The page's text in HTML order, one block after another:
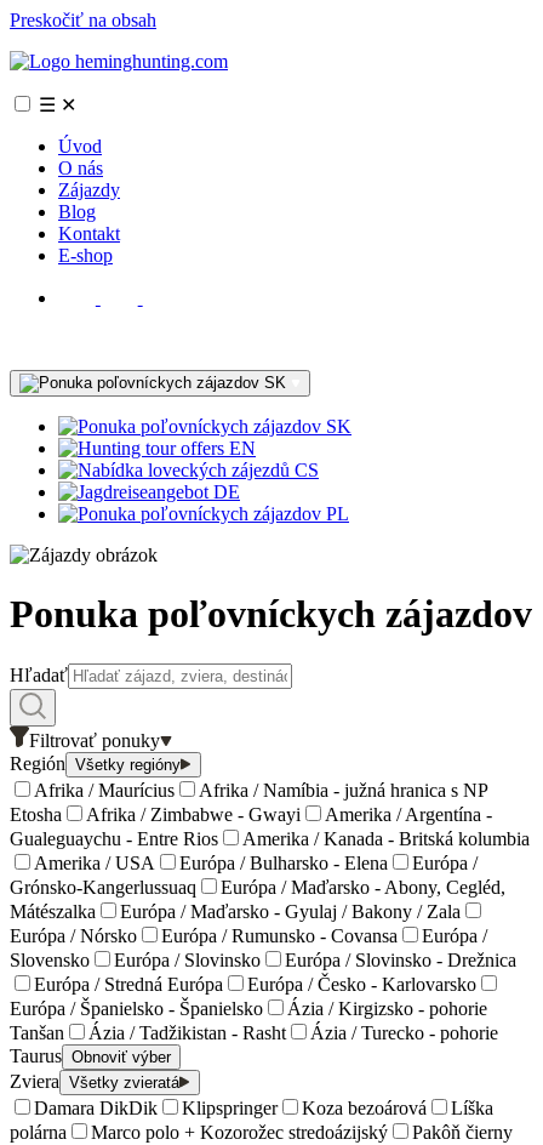
Preskočiť na obsah
☰ ✕
Úvod
O nás
Zájazdy
Blog
Kontakt
E-shop
SK
SK
EN
CS
DE
PL
Ponuka poľovníckych zájazdov
Hľadať
Filtrovať ponuky
Región Všetky regióny
Afrika / Maurícius
Afrika / Namíbia - južná hranica s NP
Etosha
Afrika / Zimbabwe - Gwayi
Amerika / Argentína -
Gualeguaychu - Entre Rios
Amerika / Kanada - Britská kolumbia
Amerika / USA
Európa / Bulharsko - Elena
Európa /
Grónsko-Kangerlussuaq
Európa / Maďarsko - Abony, Cegléd,
Mátészalka
Európa / Maďarsko - Gyulaj / Bakony / Zala
Európa / Nórsko
Európa / Rumunsko - Covansa
Európa /
Slovensko
Európa / Slovinsko
Európa / Slovinsko - Drežnica
Európa / Stredná Európa
Európa / Česko - Karlovarsko
Európa / Španielsko - Španielsko
Ázia / Kirgizsko - pohorie
Tanšan
Ázia / Tadžikistan - Rasht
Ázia / Turecko - pohorie
Taurus Obnoviť výber
Zviera Všetky zvieratá
Damara DikDik Klipspringer Koza bezoárová
Líška
polárna
Marco polo + Kozorožec stredoázijský
Pakôň čierny